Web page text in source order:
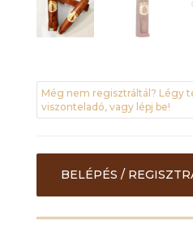
Még nem regisztráltál? Légy
viszonteladó, vagy lépj be!
BELÉPÉS /